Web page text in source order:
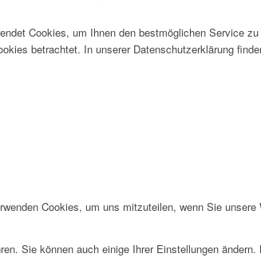
Cookies, um Ihnen den bestmöglichen Service
betrachtet. In unserer Datenschutzerklärung
Cookies, um uns mitzuteilen, wenn Sie
Sie können auch einige Ihrer Einstellungen